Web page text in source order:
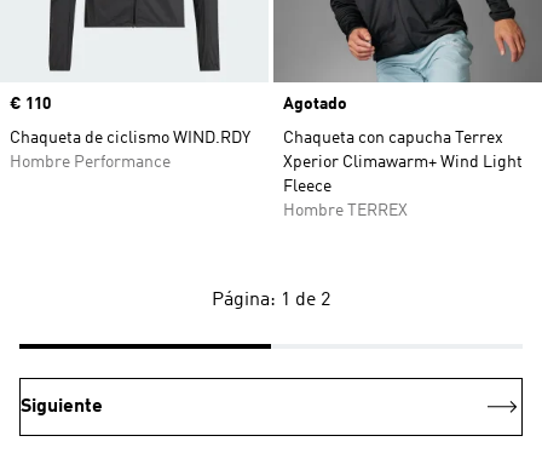
Precio
€ 110
Chaqueta de ciclismo WIND.RDY
Hombre Performance
Agotado
Chaqueta con capucha Terrex
Xperior Climawarm+ Wind Light
Fleece
Hombre TERREX
Página: 1 de 2
Siguiente